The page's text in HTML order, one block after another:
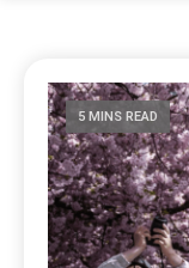
5 MINS READ